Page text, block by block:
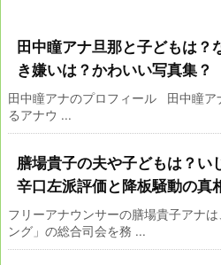
田中瞳アナ旦那と子どもは？
き嫌いは？かわいい写真集？
田中瞳アナのプロフィール 田中瞳ア
るアナウ ...
膳場貴子の夫や子どもは？い
辛口左派評価と降板騒動の真
フリーアナウンサーの膳場貴子アナ
ング」の総合司会を務 ...